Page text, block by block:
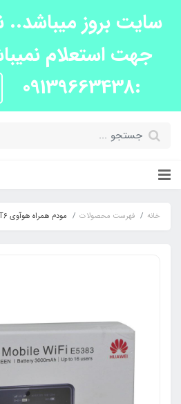
سایت بروز میباشد..
جهت استعلام
:09139663438
خانه فهرست محصولات مودم همراه هوآوی Huawei E5383 CAT6